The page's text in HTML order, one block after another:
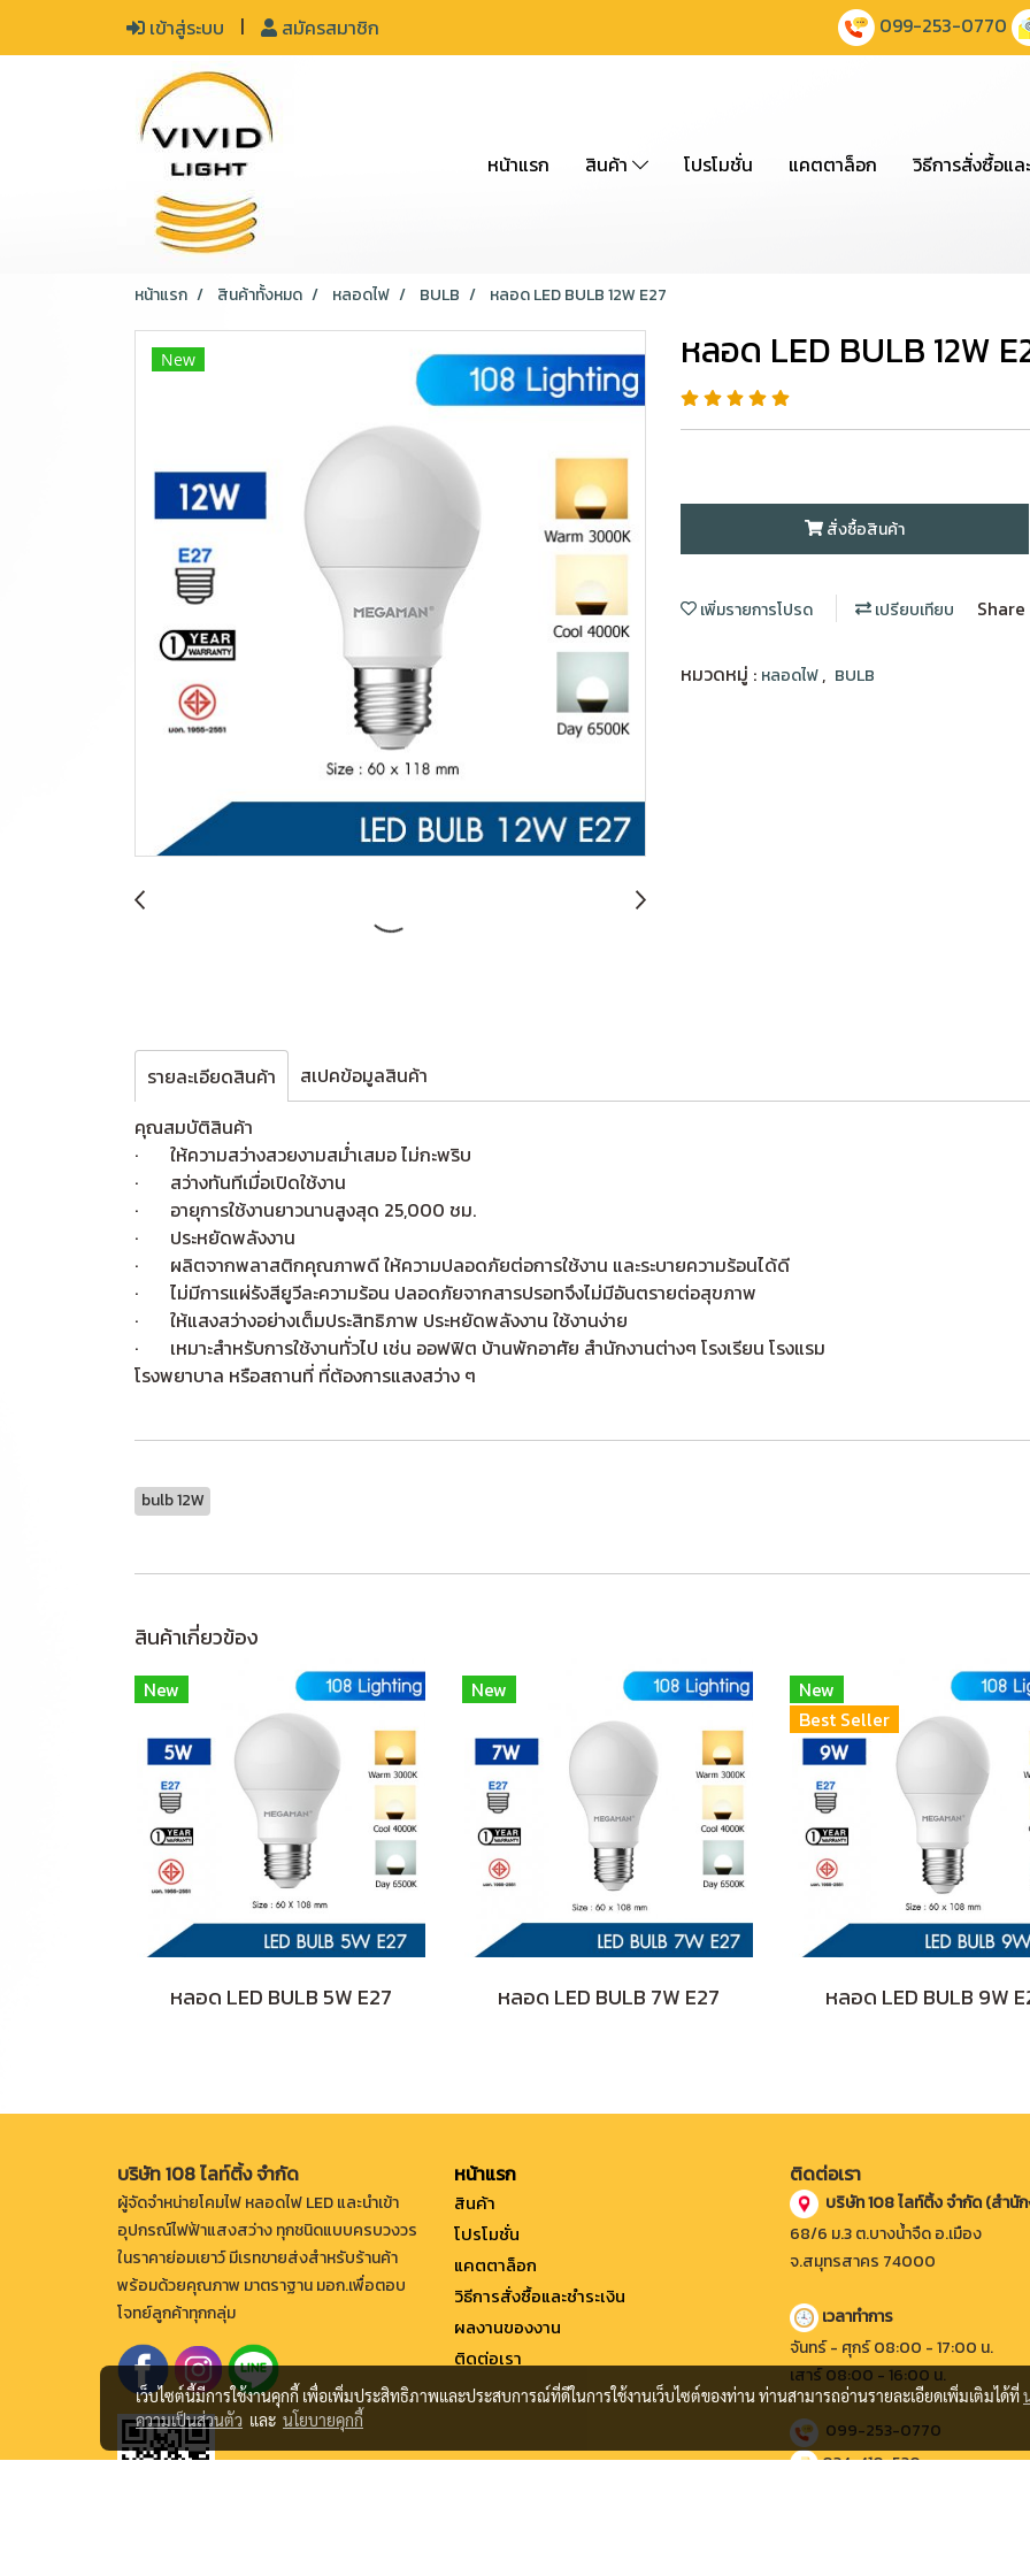
เข้าสู่ระบบ สมัครสมาชิก 099-253-0770
หน้าแรก สินค้า โปรโมชั่น แคตตาล็อก วิธีการสั่งซื้อแล
หน้าแรก สินค้าทั้งหมด หลอดไฟ BULB หลอด LED BULB 12W E27
New หลอด LED BULB 12W
สั่งซื้อสินค้า
เพิ่มรายการโปรด เปรียบเทียบ Share
หมวดหมู่ : หลอดไฟ, BULB
รายละเอียดสินค้า
สเปคข้อมูลสินค้า
คุณสมบัติสินค้า
· ให้ความสว่างสวยงามสม่ำเสมอ ไม่กะพริบ
· สว่างทันทีเมื่อเปิดใช้งาน
· อายุการใช้งานยาวนานสูงสุด 25,000 ชม.
· ประหยัดพลังงาน
· ผลิตจากพลาสติกคุณภาพดี ให้ความปลอดภัยต่อการใช้งาน และระบายความร้อนได้ดี
· ไม่มีการแผ่รังสียูวีละความร้อน ปลอดภัยจากสารปรอทจึงไม่มีอันตรายต่อสุขภาพ
· ให้แสงสว่างอย่างเต็มประสิทธิภาพ ประหยัดพลังงาน ใช้งานง่าย
· เหมาะสำหรับการใช้งานทั่วไป เช่น ออฟฟิต บ้านพักอาศัย สำนักงานต่างๆ โรงเรียน โรงแรม
โรงพยาบาล หรือสถานที่ ที่ต้องการแสงสว่าง ๆ
bulb 12W
สินค้าเกี่ยวข้อง
New
หลอด LED BULB 5W E27
New
หลอด LED BULB 7W E27
New
Best Seller
หลอด LED BULB 9W
บริษัท 108 ไลท์ติ้ง จำกัด
ผู้จัดจำหน่ายโคมไฟ หลอดไฟ LED และนำเข้า
อุปกรณ์ไฟฟ้าแสงสว่าง ทุกชนิดแบบครบวงวร
ในราคาย่อมเยาว์ มีเรทขายส่งสำหรับร้านค้า
พร้อมด้วยคุณภาพ มาตราฐาน มอก.เพื่อตอบ
โจทย์ลูกค้าทุกกลุ่ม
หน้าแรก
สินค้า
โปรโมชั่น
แคตตาล็อก
วิธีการสั่งซื้อและชำระเงิน
ผลงานของงาน
ติดต่อเรา
ติดต่อเรา
บริษัท 108 ไลท์ติ้ง จำกัด (สำนั
68/6 ม.3 ต.บางน้ำจืด อ.เมือง
จ.สมุทรสาคร 74000
เวลาทำการ
จันทร์ - ศุกร์ 08:00 - 17:00 น.
เสาร์ 08:00 - 16:00 น.
099-253-0770
034-410-530
เว็บไซต์นี้มีการใช้งานคุกกี้ เพื่อเพิ่มประสิทธิภาพและประสบการณ์ที่ดีในการใช้งานเว็บไซต์ของท่าน ท่านสามารถอ่านรายละเอียดเพิ่มเติมได้ที่
ความเป็นส่วนตัว และ นโยบายคุกกี้